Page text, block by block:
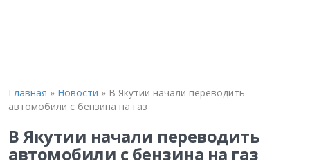
Главная » Новости » В Якутии начали переводить
автомобили с бензина на газ
В Якутии начали переводить
автомобили с бензина на газ